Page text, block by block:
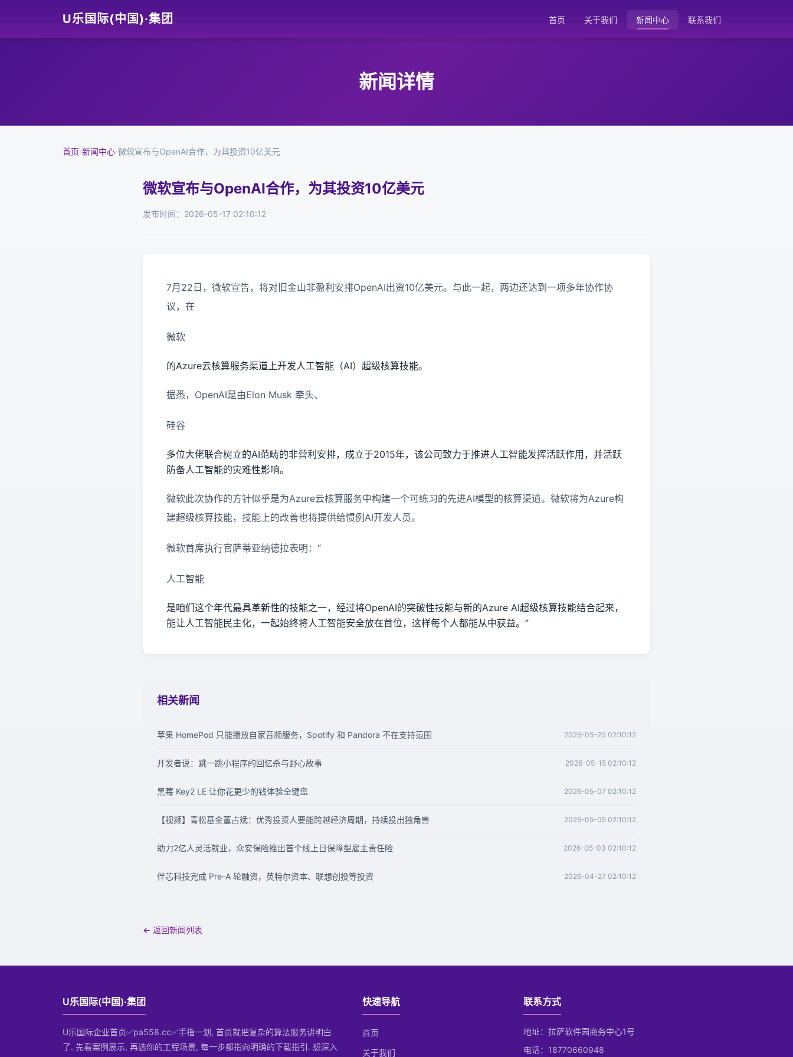
U乐国际(中国)·集团 首页 关于我们 新闻中心 联系我们
新闻详情
首页›新闻中心›微软宣布与OpenAI合作，为其投资10亿美元
微软宣布与OpenAI合作，为其投资10亿美元
发布时间：2026-05-17 02:10:12
7月22日，微软宣告，将对旧金山非盈利安排OpenAI出资10亿美元。与此一起，两边还达到一项多年协作协
议，在
微软
的Azure云核算服务渠道上开发人工智能（AI）超级核算技能。
据悉，OpenAI是由Elon Musk 牵头、
硅谷
多位大佬联合树立的AI范畴的非营利安排，成立于2015年，该公司致力于推进人工智能发挥活跃作用，并活跃
防备人工智能的灾难性影响。
微软此次协作的方针似乎是为Azure云核算服务中构建一个可练习的先进AI模型的核算渠道。微软将为Azure构
建超级核算技能，技能上的改善也将提供给惯例AI开发人员。
微软首席执行官萨蒂亚纳德拉表明：“
人工智能
是咱们这个年代最具革新性的技能之一，经过将OpenAI的突破性技能与新的Azure AI超级核算技能结合起来，
能让人工智能民主化，一起始终将人工智能安全放在首位，这样每个人都能从中获益。”
相关新闻
苹果 HomePod 只能播放自家音频服务，Spotify 和 Pandora 不在支持范围 2026-05-20 02:10:12
开发者说：跳一跳小程序的回忆杀与野心故事 2026-05-15 02:10:12
黑莓 Key2 LE 让你花更少的钱体验全键盘 2026-05-07 02:10:12
【视频】青松基金董占斌：优秀投资人要能跨越经济周期，持续投出独角兽 2026-05-05 02:10:12
助力2亿人灵活就业，众安保险推出首个线上日保障型雇主责任险 2026-05-03 02:10:12
伴芯科技完成 Pre-A 轮融资，英特尔资本、联想创投等投资 2026-04-27 02:10:12
← 返回新闻列表
U乐国际(中国)·集团
U乐国际企业首页✅pa558.cc✅手指一划, 首页就把复杂的算法服务讲明白
了. 先看案例展示, 再选你的工程场景, 每一步都指向明确的下载指引. 想深入
快速导航
首页
关于我们
联系方式
地址：拉萨软件园商务中心1号
电话：18770660948